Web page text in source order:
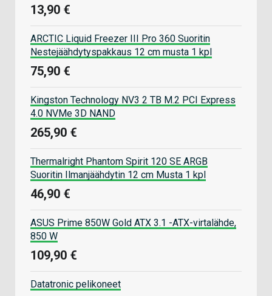
13,90 €
ARCTIC Liquid Freezer III Pro 360 Suoritin
Nestejäähdytyspakkaus 12 cm musta 1 kpl
75,90 €
Kingston Technology NV3 2 TB M.2 PCI Express
4.0 NVMe 3D NAND
265,90 €
Thermalright Phantom Spirit 120 SE ARGB
Suoritin Ilmanjäähdytin 12 cm Musta 1 kpl
46,90 €
ASUS Prime 850W Gold ATX 3.1 -ATX-virtalähde,
850 W
109,90 €
Datatronic pelikoneet